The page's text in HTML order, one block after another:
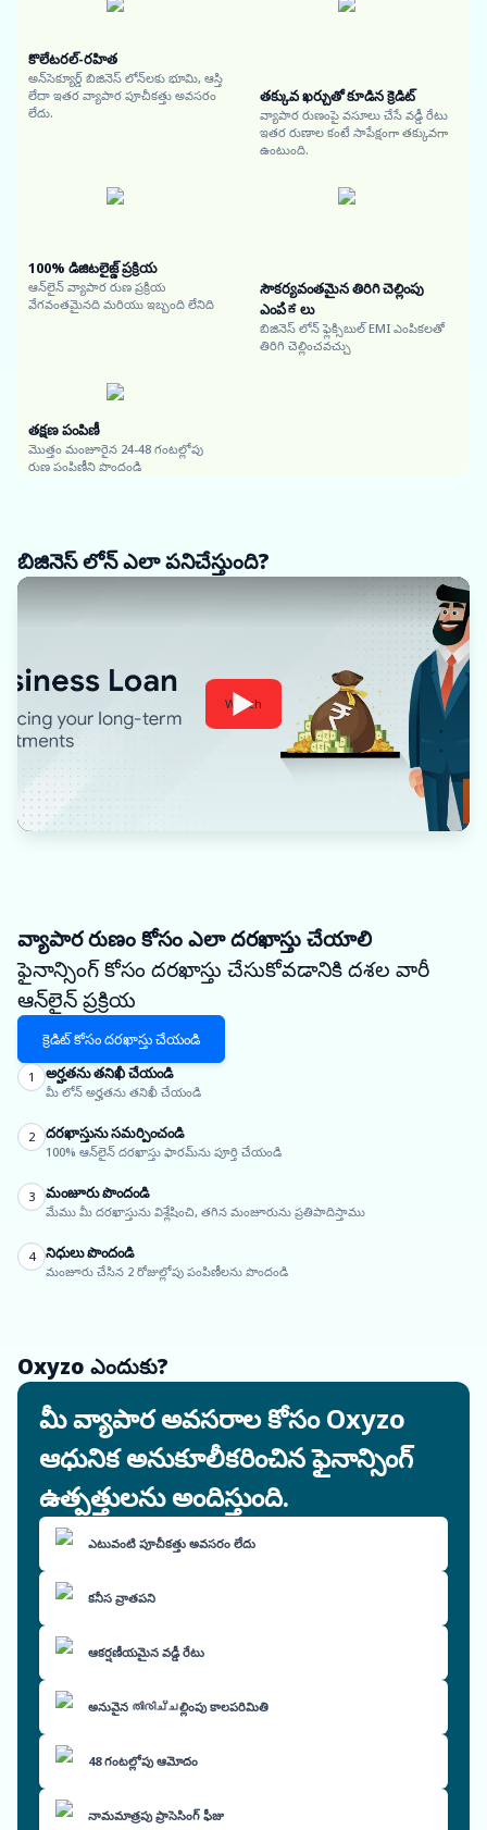
కొలేటరల్-రహిత
అన్‌సెక్యూర్డ్ బిజినెస్ లోన్‌లకు భూమి, ఆస్తి
లేదా ఇతర వ్యాపార పూచీకత్తు అవసరం
లేదు.
తక్కువ ఖర్చుతో కూడిన క్రెడిట్
వ్యాపార రుణంపై వసూలు చేసే వడ్డీ రేటు
ఇతర రుణాల కంటే సాపేక్షంగా తక్కువగా
ఉంటుంది.
100% డిజిటలైజ్డ్ ప్రక్రియ
ఆన్‌లైన్ వ్యాపార రుణ ప్రక్రియ
వేగవంతమైనది మరియు ఇబ్బంది లేనిది
సౌకర్యవంతమైన తిరిగి చెల్లింపు
ఎంపಿಕలు
బిజినెస్ లోన్ ఫ్లెక్సిబుల్ EMI ఎంపికలతో
తిరిగి చెల్లించవచ్చు
తక్షణ పంపిణీ
మొత్తం మంజూరైన 24-48 గంటల్లోపు
రుణ పంపిణీని పొందండి
బిజినెస్ లోన్ ఎలా పనిచేస్తుంది?
Watch
వ్యాపార రుణం కోసం ఎలా దరఖాస్తు చేయాలి
ఫైనాన్సింగ్ కోసం దరఖాస్తు చేసుకోవడానికి దశల వారీ
ఆన్‌లైన్ ప్రక్రియ
క్రెడిట్ కోసం దరఖాస్తు చేయండి
1 అర్హతను తనిఖీ చేయండి
మీ లోన్ అర్హతను తనిఖీ చేయండి
2 దరఖాస్తును సమర్పించండి
100% ఆన్‌లైన్ దరఖాస్తు ఫారమ్‌ను పూర్తి చేయండి
3 మంజూరు పొందండి
మేము మీ దరఖాస్తును విశ్లేషించి, తగిన మంజూరును ప్రతిపాదిస్తాము
4 నిధులు పొందండి
మంజూరు చేసిన 2 రోజుల్లోపు పంపిణీలను పొందండి
Oxyzo ఎందుకు?
మీ వ్యాపార అవసరాల కోసం Oxyzo
ఆధునిక అనుకూలీకరించిన ఫైనాన్సింగ్
ఉత్పత్తులను అందిస్తుంది.
ఎటువంటి పూచీకత్తు అవసరం లేదు
కనీస వ్రాతపని
ఆకర్షణీయమైన వడ్డీ రేటు
అనువైన തിരിച്ചల్లింపు కాలపరిమితి
48 గంటల్లోపు ఆమోదం
నామమాత్రపు ప్రాసెసింగ్ ఫీజు